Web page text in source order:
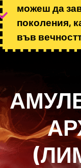
можеш да
поколения,
във